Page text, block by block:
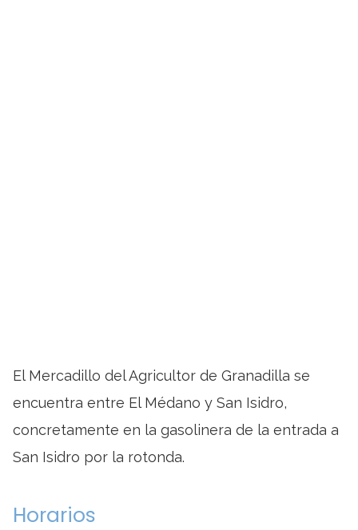
El Mercadillo del Agricultor de Granadilla se
encuentra entre El Médano y San Isidro,
concretamente en la gasolinera de la entrada a
San Isidro por la rotonda.
Horarios